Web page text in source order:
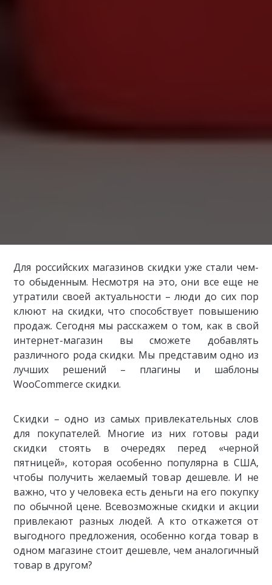
Для российских магазинов скидки уже стали чем-
то обыденным. Несмотря на это, они все еще не
утратили своей актуальности – люди до сих пор
клюют на скидки, что способствует повышению
продаж. Сегодня мы расскажем о том, как в свой
интернет-магазин вы сможете добавлять
различного рода скидки. Мы представим одно из
лучших решений – плагины и шаблоны
WooCommerce скидки.
Скидки – одно из самых привлекательных слов
для покупателей. Многие из них готовы ради
скидки стоять в очередях перед «черной
пятницей», которая особенно популярна в США,
чтобы получить желаемый товар дешевле. И не
важно, что у человека есть деньги на его покупку
по обычной цене. Всевозможные скидки и акции
привлекают разных людей. А кто откажется от
выгодного предложения, особенно когда товар в
одном магазине стоит дешевле, чем аналогичный
товар в другом?